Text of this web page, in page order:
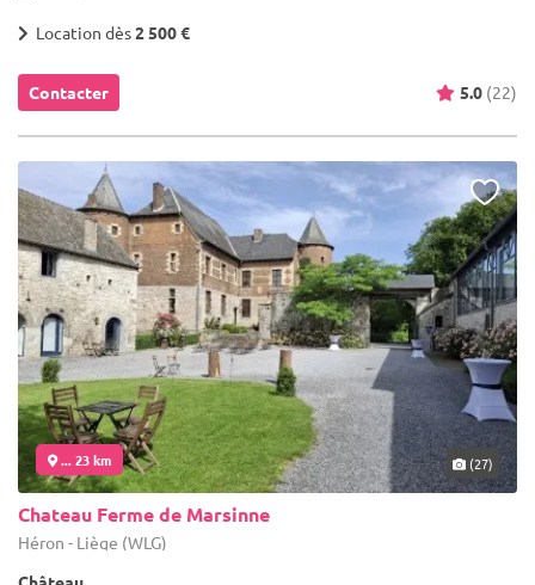
Location dès2 500 €
Contacter 5.0 (22)
... 23 km (27)
Chateau Ferme de Marsinne
Héron - Liège (WLG)